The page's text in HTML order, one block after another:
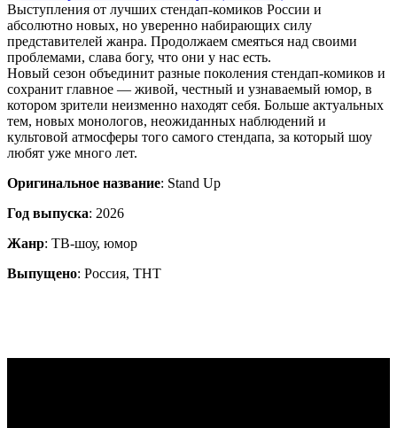
Выступления от лучших стендап-комиков России и
абсолютно новых, но уверенно набирающих силу
представителей жанра. Продолжаем смеяться над своими
проблемами, слава богу, что они у нас есть.
Новый сезон объединит разные поколения стендап-комиков и
сохранит главное — живой, честный и узнаваемый юмор, в
котором зрители неизменно находят себя. Больше актуальных
тем, новых монологов, неожиданных наблюдений и
культовой атмосферы того самого стендапа, за который шоу
любят уже много лет.
Оригинальное название: Stand Up
Год выпуска: 2026
Жанр: ТВ-шоу, юмор
Выпущено: Россия, ТНТ